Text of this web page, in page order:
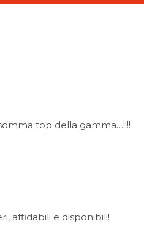
top della gamma…!!!!
affidabili e disponibili!